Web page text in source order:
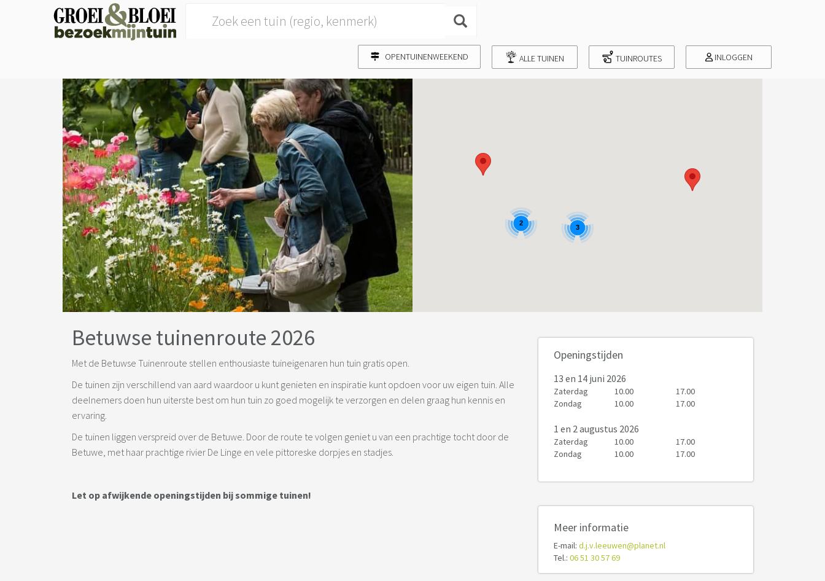
OPENTUINENWEEKEND ALLE TUINEN TUINROUTES INLOGGEN
2
3
Betuwse tuinenroute 2026
Met de Betuwse Tuinenroute stellen enthousiaste tuineigenaren hun tuin gratis open.
De tuinen zijn verschillend van aard waardoor u kunt genieten en inspiratie kunt opdoen voor uw eigen tuin. Alle
deelnemers doen hun uiterste best om hun tuin zo goed mogelijk te verzorgen en delen graag hun kennis en
ervaring.
De tuinen liggen verspreid over de Betuwe. Door de route te volgen geniet u van een prachtige tocht door de
Betuwe, met haar prachtige rivier De Linge en vele pittoreske dorpjes en stadjes.
Let op afwijkende openingstijden bij sommige tuinen!
Openingstijden
13 en 14 juni 2026
Zaterdag 10.00
17.00
Zondag
10.00 17.00
1 en 2 augustus 2026
Zaterdag 10.00
17.00
Zondag
10.00 17.00
Meer informatie
E-mail: d.j.v.leeuwen@planet.nl
Tel.: 06 51 30 57 69